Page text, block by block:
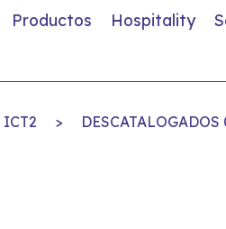
Productos Hospitality
> DESCATALOGADOS